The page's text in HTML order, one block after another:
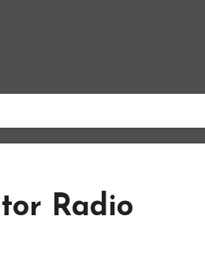
Radio